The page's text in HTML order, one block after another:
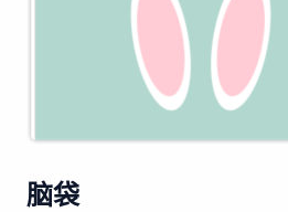
脑袋